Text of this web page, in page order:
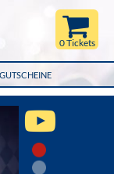
GUTSCHEINE
0 Tickets